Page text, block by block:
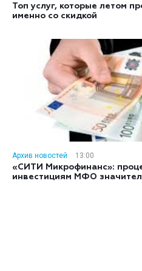
Топ услуг, которые летом
именно со скидкой
Архив новостей
13:00
«СИТИ Микрофинанс»:
инвестициям МФО